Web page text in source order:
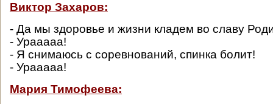
Виктор Захаров:
- Да мы здоровье и жизни кладем во славу
- Урааааа!
- Я снимаюсь с соревнований, спинка болит!
- Урааааа!
Мария Тимофеева: